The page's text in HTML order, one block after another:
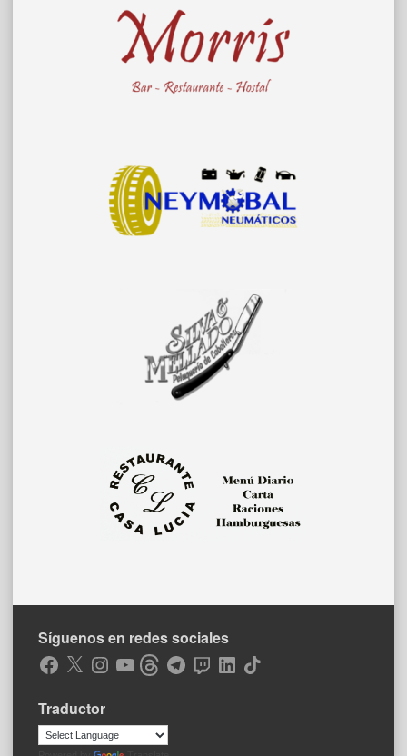
Síguenos en redes sociales
Facebook
X Instagram
YouTubeThreadsTelegramTwitchLinkedIn
TikTok
Traductor